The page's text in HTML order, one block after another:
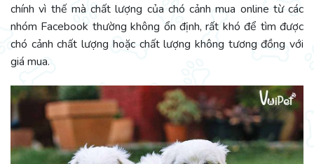
chính vì thế mà chất lượng của chó cảnh mua online từ các
nhóm Facebook thường không ổn định, rất khó để tìm được
chó cảnh chất lượng hoặc chất lượng không tương đồng với
giá mua.